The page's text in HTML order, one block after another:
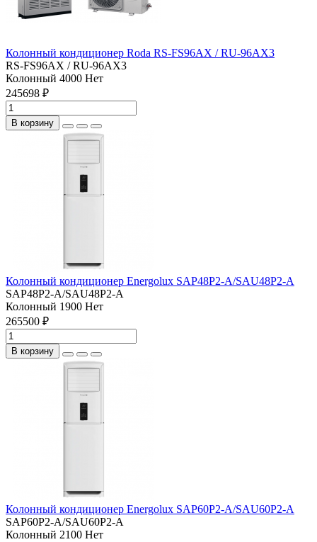
Колонный кондиционер Roda RS-FS96AX / RU-96AX3
RS-FS96AX / RU-96AX3
Колонный 4000 Нет
245698 ₽
В корзину
Колонный кондиционер Energolux SAP48P2-A/SAU48P2-A
SAP48P2-A/SAU48P2-A
Колонный 1900 Нет
265500 ₽
В корзину
Колонный кондиционер Energolux SAP60P2-A/SAU60P2-A
SAP60P2-A/SAU60P2-A
Колонный 2100 Нет